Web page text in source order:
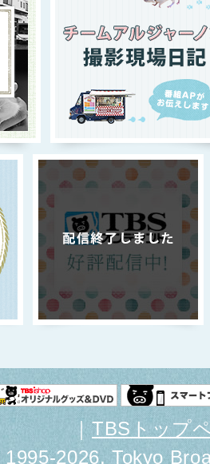
｜TBSトップ
1995-2026, Tokyo